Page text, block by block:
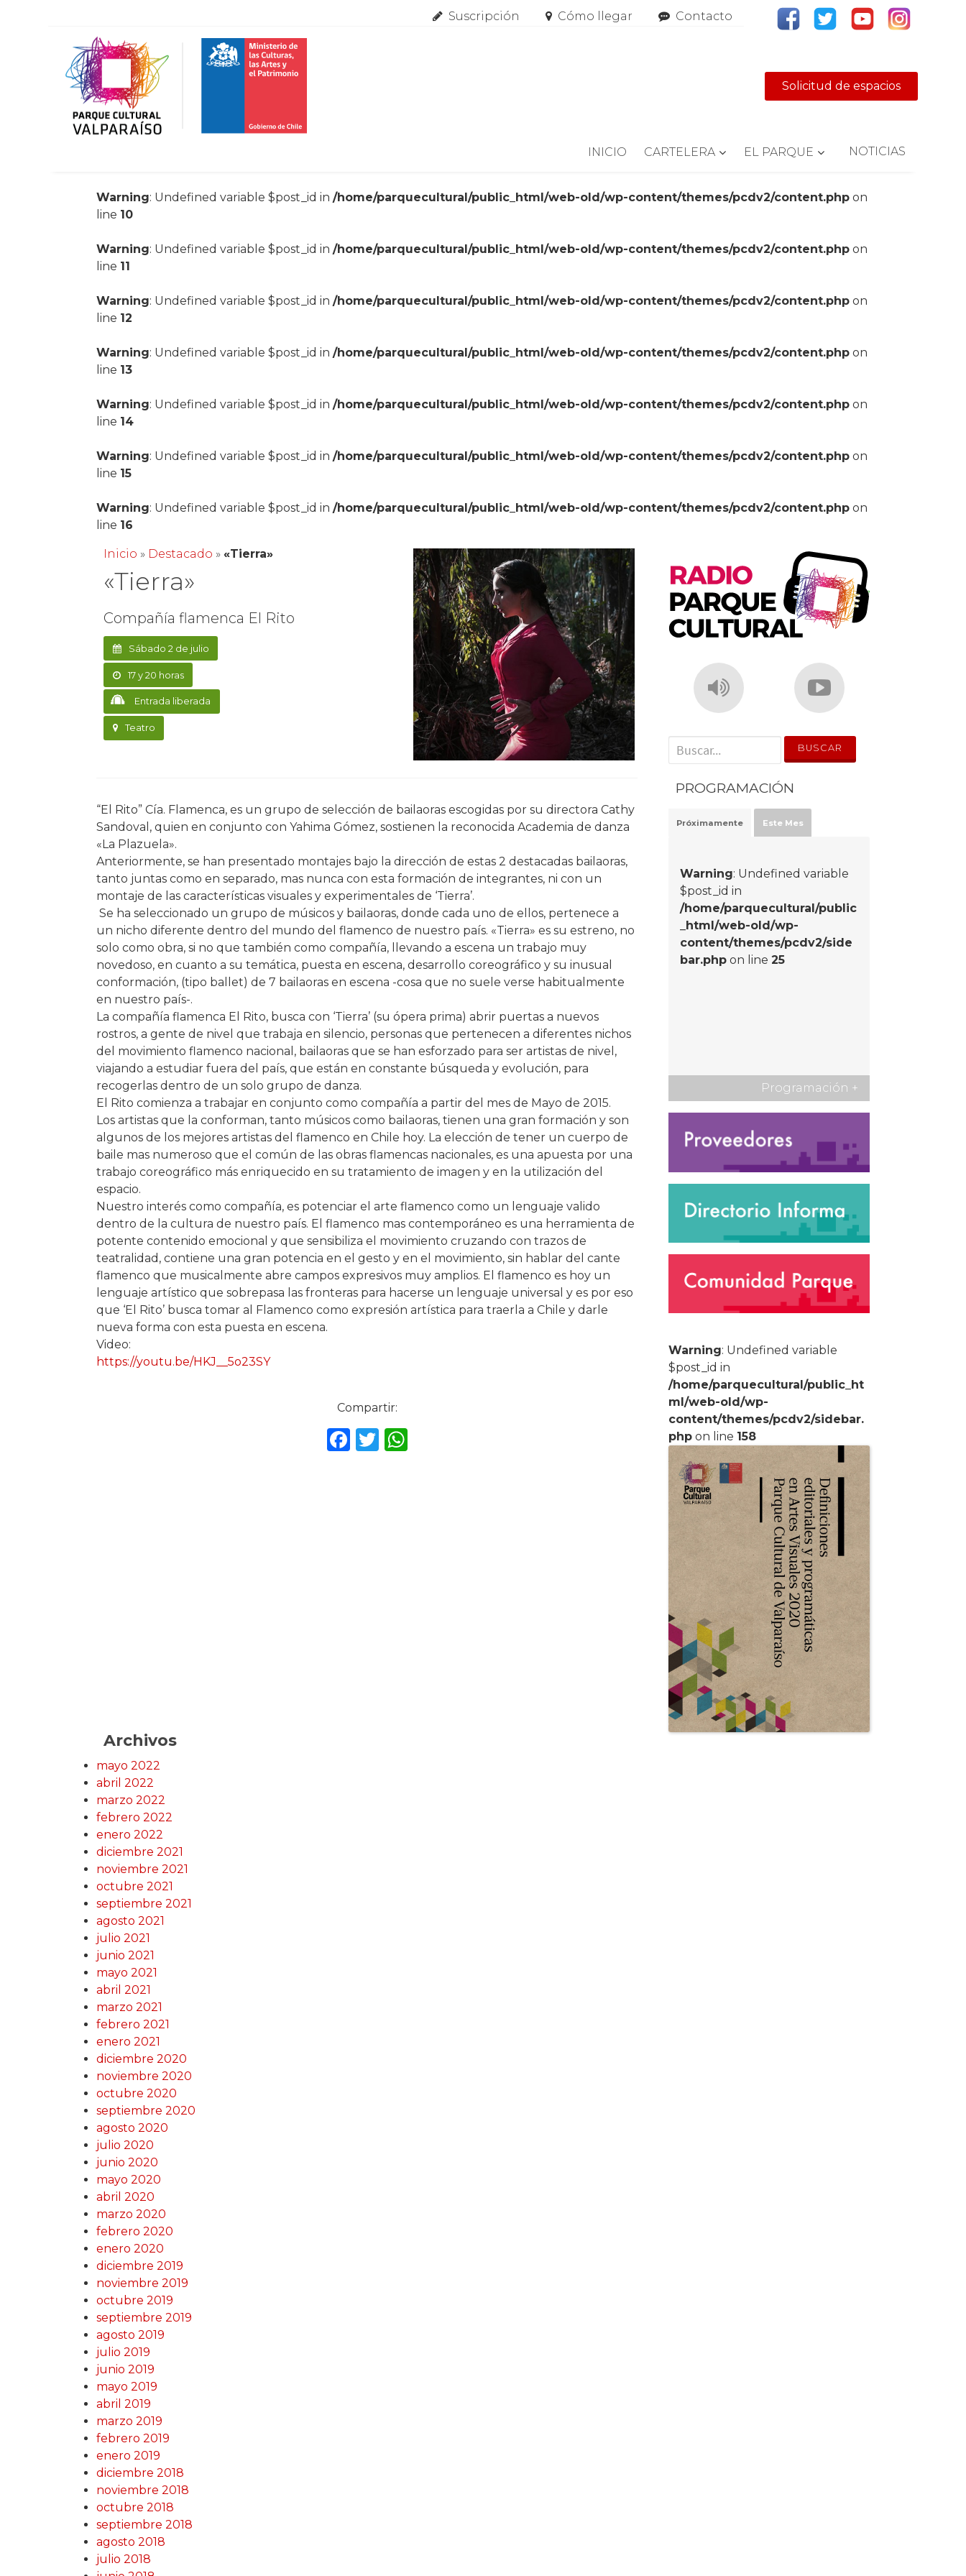
Suscripción Cómo llegar Contacto
Solicitud de espacios
INICIO CARTELERA EL PARQUE NOTICIAS
Warning: Undefined variable $post_id in/home/parquecultural/public_html/web-old/wp-content/themes/pcdv2/content.php on
line 10
Warning: Undefined variable $post_id in/home/parquecultural/public_html/web-old/wp-content/themes/pcdv2/content.php on
line 11
Warning: Undefined variable $post_id in/home/parquecultural/public_html/web-old/wp-content/themes/pcdv2/content.php on
line 12
Warning: Undefined variable $post_id in/home/parquecultural/public_html/web-old/wp-content/themes/pcdv2/content.php on
line 13
Warning: Undefined variable $post_id in/home/parquecultural/public_html/web-old/wp-content/themes/pcdv2/content.php on
line 14
Warning: Undefined variable $post_id in/home/parquecultural/public_html/web-old/wp-content/themes/pcdv2/content.php on
line 15
Warning: Undefined variable $post_id in/home/parquecultural/public_html/web-old/wp-content/themes/pcdv2/content.php on
line 16
Inicio » Destacado »«Tierra»
«Tierra»
Compañía flamenca El Rito
Sábado 2 de julio
17 y 20 horas
Entrada liberada
Teatro
“El Rito” Cía. Flamenca, es un grupo de selección de bailaoras escogidas por su directora Cathy
Sandoval, quien en conjunto con Yahima Gómez, sostienen la reconocida Academia de danza
«La Plazuela».
Anteriormente, se han presentado montajes bajo la dirección de estas 2 destacadas bailaoras,
tanto juntas como en separado, mas nunca con esta formación de integrantes, ni con un
montaje de las características visuales y experimentales de ‘Tierra’.
Se ha seleccionado un grupo de músicos y bailaoras, donde cada uno de ellos, pertenece a
un nicho diferente dentro del mundo del flamenco de nuestro país. «Tierra» es su estreno, no
solo como obra, si no que también como compañía, llevando a escena un trabajo muy
novedoso, en cuanto a su temática, puesta en escena, desarrollo coreográfico y su inusual
conformación, (tipo ballet) de 7 bailaoras en escena -cosa que no suele verse habitualmente
en nuestro país-.
La compañía flamenca El Rito, busca con ‘Tierra’ (su ópera prima) abrir puertas a nuevos
rostros, a gente de nivel que trabaja en silencio, personas que pertenecen a diferentes nichos
del movimiento flamenco nacional, bailaoras que se han esforzado para ser artistas de nivel,
viajando a estudiar fuera del país, que están en constante búsqueda y evolución, para
recogerlas dentro de un solo grupo de danza.
El Rito comienza a trabajar en conjunto como compañía a partir del mes de Mayo de 2015.
Los artistas que la conforman, tanto músicos como bailaoras, tienen una gran formación y son
algunos de los mejores artistas del flamenco en Chile hoy. La elección de tener un cuerpo de
baile mas numeroso que el común de las obras flamencas nacionales, es una apuesta por una
trabajo coreográfico más enriquecido en su tratamiento de imagen y en la utilización del
espacio.
Nuestro interés como compañía, es potenciar el arte flamenco como un lenguaje valido
dentro de la cultura de nuestro país. El flamenco mas contemporáneo es una herramienta de
potente contenido emocional y que sensibiliza el movimiento cruzando con trazos de
teatralidad, contiene una gran potencia en el gesto y en el movimiento, sin hablar del cante
flamenco que musicalmente abre campos expresivos muy amplios. El flamenco es hoy un
lenguaje artístico que sobrepasa las fronteras para hacerse un lenguaje universal y es por eso
que ‘El Rito’ busca tomar al Flamenco como expresión artística para traerla a Chile y darle
nueva forma con esta puesta en escena.
Video:
https://youtu.be/HKJ__5o23SY
Compartir:
F T W
' . __('Search for:') . '
PROGRAMACIÓN
Próximamente Este Mes
Warning: Undefined variable
$post_id in
/home/parquecultural/public
_html/web-old/wp-
content/themes/pcdv2/side
bar.php on line25
Programación +
Warning: Undefined variable
$post_id in
/home/parquecultural/public_ht
ml/web-old/wp-
content/themes/pcdv2/sidebar.
php on line 158
Archivos
mayo 2022
abril 2022
marzo 2022
febrero 2022
enero 2022
diciembre 2021
noviembre 2021
octubre 2021
septiembre 2021
agosto 2021
julio 2021
junio 2021
mayo 2021
abril 2021
marzo 2021
febrero 2021
enero 2021
diciembre 2020
noviembre 2020
octubre 2020
septiembre 2020
agosto 2020
julio 2020
junio 2020
mayo 2020
abril 2020
marzo 2020
febrero 2020
enero 2020
diciembre 2019
noviembre 2019
octubre 2019
septiembre 2019
agosto 2019
julio 2019
junio 2019
mayo 2019
abril 2019
marzo 2019
febrero 2019
enero 2019
diciembre 2018
noviembre 2018
octubre 2018
septiembre 2018
agosto 2018
julio 2018